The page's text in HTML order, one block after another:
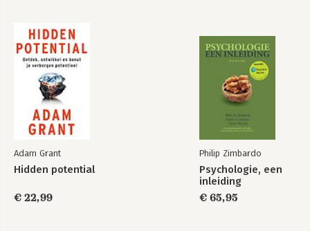
Adam Grant
Hidden potential
€ 22,99
Philip Zimbardo
Psychologie, een
inleiding
€ 65,95